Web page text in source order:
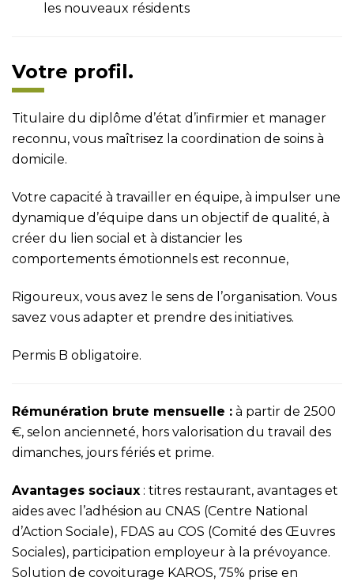
les nouveaux résidents
Votre profil.
Titulaire du diplôme d’état d’infirmier et manager
reconnu, vous maîtrisez la coordination de soins à
domicile.
Votre capacité à travailler en équipe, à impulser une
dynamique d’équipe dans un objectif de qualité, à
créer du lien social et à distancier les
comportements émotionnels est reconnue,
Rigoureux, vous avez le sens de l’organisation. Vous
savez vous adapter et prendre des initiatives.
Permis B obligatoire.
Rémunération brute mensuelle : à partir de 2500
€, selon ancienneté, hors valorisation du travail des
dimanches, jours fériés et prime.
Avantages sociaux : titres restaurant, avantages et
aides avec l’adhésion au CNAS (Centre National
d’Action Sociale), FDAS au COS (Comité des Œuvres
Sociales), participation employeur à la prévoyance.
Solution de covoiturage KAROS, 75% prise en